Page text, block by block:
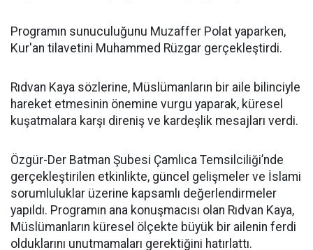
Programın sunuculuğunu Muzaffer Polat yaparken,
Kur'an tilavetini Muhammed Rüzgar gerçekleştirdi.
Rıdvan Kaya sözlerine, Müslümanların bir aile bilinciyle
hareket etmesinin önemine vurgu yaparak, küresel
kuşatmalara karşı direniş ve kardeşlik mesajları verdi.
Özgür-Der Batman Şubesi Çamlıca Temsilciliği’nde
gerçekleştirilen etkinlikte, güncel gelişmeler ve İslami
sorumluluklar üzerine kapsamlı değerlendirmeler
yapıldı. Programın ana konuşmacısı olan Rıdvan Kaya,
Müslümanların küresel ölçekte büyük bir ailenin ferdi
olduklarını unutmamaları gerektiğini hatırlattı.